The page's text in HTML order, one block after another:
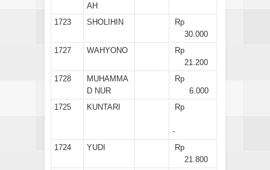
AH
1723 SHOLIHIN
Rp
30.000
1727
WAHYONO
Rp
21.200
1728
MUHAMMA
D NUR
Rp
6.000
1725
KUNTARI Rp
-
1724
YUDI
Rp
21.800